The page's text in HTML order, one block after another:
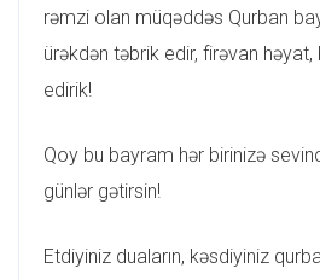
rəmzi olan müqəddəs Qurban
ürəkdən təbrik edir, firəvan
edirik!
Qoy bu bayram hər birinizə
günlər gətirsin!
Etdiyiniz duaların, kəsdiyiniz